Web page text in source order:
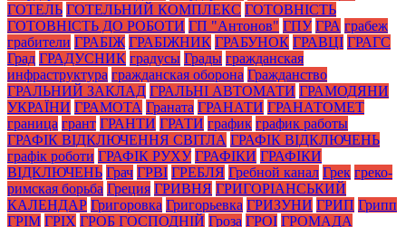
ГОТЕЛЬ ГОТЕЛЬНИЙ КОМПЛЕКС ГОТОВНІСТЬ
ГОТОВНІСТЬ ДО РОБОТИ ГП "Антонов" ГПУ ГРА грабеж
грабители ГРАБІЖ ГРАБІЖНИК ГРАБУНОК ГРАВЦІ ГРАГС
Град ГРАДУСНИК градусы Грады гражданская
инфраструктура гражданская оборона Гражданство
ГРАЛЬНИЙ ЗАКЛАД ГРАЛЬНІ АВТОМАТИ ГРАМОДЯНИ
УКРАЇНИ ГРАМОТА Граната ГРАНАТИ ГРАНАТОМЕТ
граница грант ГРАНТИ ГРАТИ график график работы
ГРАФІК ВІДКЛЮЧЕННЯ СВІТЛА ГРАФІК ВІДКЛЮЧЕНЬ
графік роботи ГРАФІК РУХУ ГРАФІКИ ГРАФІКИ
ВІДКЛЮЧЕНЬ Грач ГРВІ ГРЕБЛЯ Гребной канал Грек греко-
римская борьба Греция ГРИВНЯ ГРИГОРІАНСЬКИЙ
КАЛЕНДАР Григоровка Григорьевка ГРИЗУНИ ГРИП Грипп
ГРІМ ГРІХ ГРОБ ГОСПОДНІЙ Гроза ГРОІ ГРОМАДА